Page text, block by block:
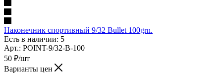
Наконечник спортивный 9/32 Bullet 100grn.
Есть в наличии: 5
Арт.: POINT-9/32-B-100
50 ₽/шт
Варианты цен